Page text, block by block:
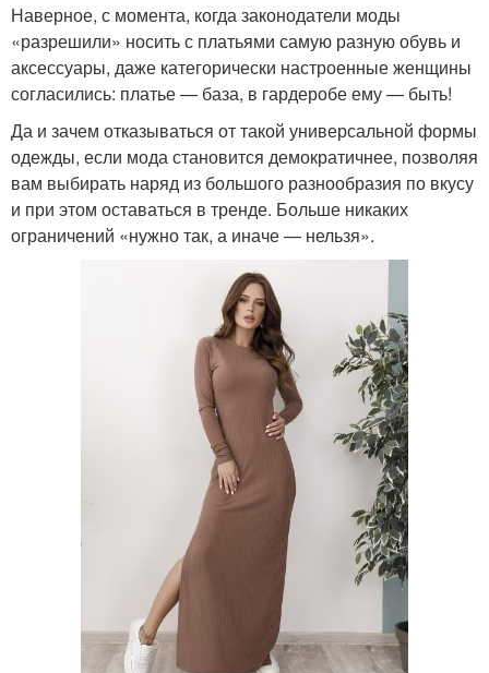
Наверное, с момента, когда законодатели моды
«разрешили» носить с платьями самую разную обувь и
аксессуары, даже категорически настроенные женщины
согласились: платье — база, в гардеробе ему — быть!
Да и зачем отказываться от такой универсальной формы
одежды, если мода становится демократичнее, позволяя
вам выбирать наряд из большого разнообразия по вкусу
и при этом оставаться в тренде. Больше никаких
ограничений «нужно так, а иначе — нельзя».